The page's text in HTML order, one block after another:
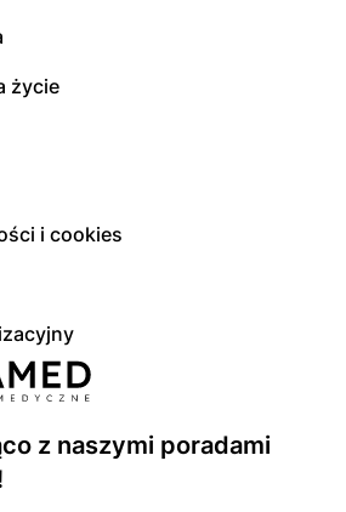
z naszymi poradami
życie
i cookies